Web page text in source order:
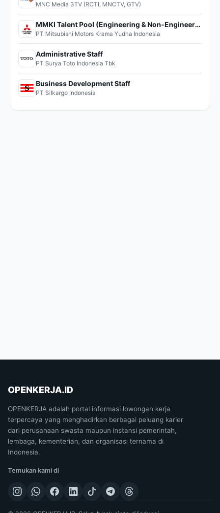
MNC Media 3TV (RCTI, MNCTV, GTV)
MMKI Talent Pool (Engineering & Non-Engineering)
PT Mitsubishi Motors Krama Yudha Indonesia
Administrative Staff
PT Surya Toto Indonesia Tbk
Business Development Staff
PT Silkargo Indonesia
OPENKERJA.ID
OPENKERJA adalah portal informasi lowongan kerja
terpercaya yang menghadirkan berbagai peluang karier
dari perusahaan swasta maupun instansi pemerintah,
lembaga, kementerian, dan organisasi ternama di
Indonesia.
Temukan kami di